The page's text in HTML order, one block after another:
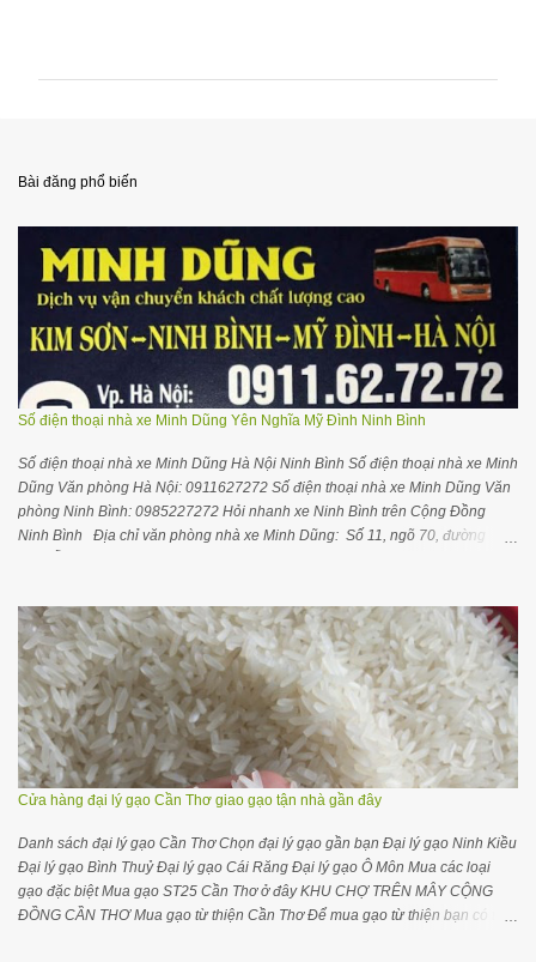
ậ
é
Bài đăng phổ biến
Số điện thoại nhà xe Minh Dũng Yên Nghĩa Mỹ Đình Ninh Bình
Số điện thoại nhà xe Minh Dũng Hà Nội Ninh Bình Số điện thoại nhà xe Minh
Dũng Văn phòng Hà Nội: 0911627272 Số điện thoại nhà xe Minh Dũng Văn
phòng Ninh Bình: 0985227272 Hỏi nhanh xe Ninh Bình trên Cộng Đồng
Ninh Bình Địa chỉ văn phòng nhà xe Minh Dũng: Số 11, ngõ 70, đường
Ninh Bình Mua sỉ gạo ST25 Thiên Long Rice Hướng dẫn mở đại lý kinh
doanh gạo CẬP NHẬT GIỜ CHẠY XE Hà Nội về Ninh Bình: Chuyến 1 :
6h30(Cồn Thoi) Chuyến 2 : 7h30 (BX Kim Sơn) Chuyến 3 : 8h00 (BX Kim
Sơn) Chuyến 4 : 8h30 (BX Kim Sơn) Chuyến 5 : 10h30(Cồn Thoi) Chuyến 6 :
11h30 (BX Kim Sơn) Chuyến 7 : 13h30(Cồn Thoi) Chuyến 8 : 15h00 (BX Kim
Sơn) Chuyến 9 : 17h00 (Cồn Thoi) Chuyến 10 : 18h00 (Cồn Thoi) Chuyến
11: 18h40 (BX Kim Sơn) Chú ý : Quý khách vui lòng liên hệ số 0911627272
hoặc 0985227272 để được hỗ trợ chỉ đường vào văn phòng ( SỐ 11, NGÕ
70, ĐƯỜNG NGUYỄN HOÀNG...
Cửa hàng đại lý gạo Cần Thơ giao gạo tận nhà gần đây
Danh sách đại lý gạo Cần Thơ Chọn đại lý gạo gần bạn Đại lý gạo Ninh Kiều
Đại lý gạo Bình Thuỷ Đại lý gạo Cái Răng Đại lý gạo Ô Môn Mua các loại
gạo đặc biệt Mua gạo ST25 Cần Thơ ở đây KHU CHỢ TRÊN MÂY CỘNG
ĐỒNG CẦN THƠ Mua gạo từ thiện Cần Thơ Để mua gạo từ thiện bạn có thể